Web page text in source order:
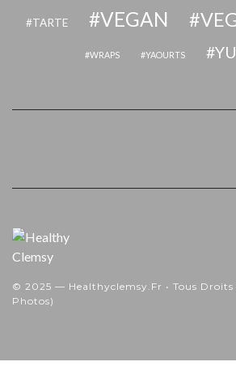
TARTE VEGAN
WRAPS YAOURTS
© 2025 — Healthyclemsy.fr • Tous Droits
Photos)